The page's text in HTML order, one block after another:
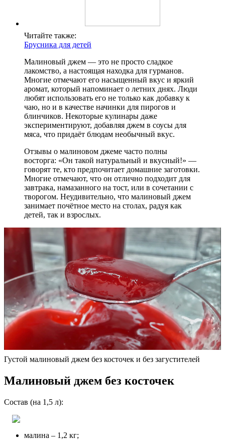
Читайте также:
Брусника для детей
Малиновый джем — это не просто сладкое
лакомство, а настоящая находка для гурманов.
Многие отмечают его насыщенный вкус и яркий
аромат, который напоминает о летних днях. Люди
любят использовать его не только как добавку к
чаю, но и в качестве начинки для пирогов и
блинчиков. Некоторые кулинары даже
экспериментируют, добавляя джем в соусы для
мяса, что придаёт блюдам необычный вкус.
Отзывы о малиновом джеме часто полны
восторга: «Он такой натуральный и вкусный!» —
говорят те, кто предпочитает домашние заготовки.
Многие отмечают, что он отлично подходит для
завтрака, намазанного на тост, или в сочетании с
творогом. Неудивительно, что малиновый джем
занимает почётное место на столах, радуя как
детей, так и взрослых.
Густой малиновый джем без косточек и без загустителей
Малиновый джем без косточек
Состав (на 1,5 л):
малина – 1,2 кг;